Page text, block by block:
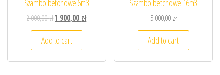
Szambo betonowe 6m3
2 000,00zł1 900,00 zł
Add to cart
Szambo betonowe 16m3
5 000,00 zł
Add to cart